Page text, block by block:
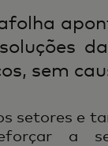
sem
setores e
a